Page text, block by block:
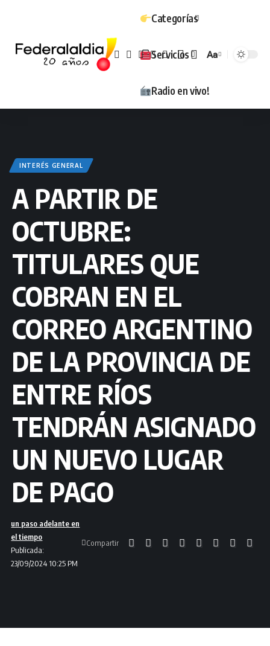
Categorías
Servicios
Radio en vivo!
Tamaño
Aa
INTERÉS GENERAL
A PARTIR DE
OCTUBRE:
TITULARES QUE
COBRAN EN EL
CORREO ARGENTINO
DE LA PROVINCIA DE
ENTRE RÍOS
TENDRÁN ASIGNADO
UN NUEVO LUGAR
DE PAGO
Publicada:
23/09/2024 10:25 PM
un paso adelante en
el tiempo
Compartir